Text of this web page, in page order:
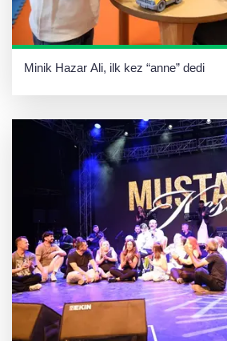
Minik Hazar Ali, ilk kez “anne” dedi